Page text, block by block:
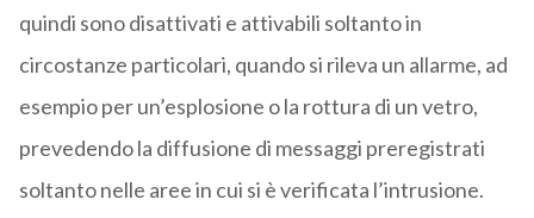
quindi sono disattivati e attivabili soltanto in
circostanze particolari, quando si rileva un allarme, ad
esempio per un’esplosione o la rottura di un vetro,
prevedendo la diffusione di messaggi preregistrati
soltanto nelle aree in cui si è verificata l’intrusione.